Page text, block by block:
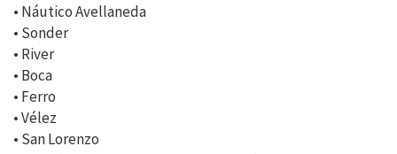
• Náutico Avellaneda
• Sonder
• River
• Boca
• Ferro
• Vélez
• San Lorenzo